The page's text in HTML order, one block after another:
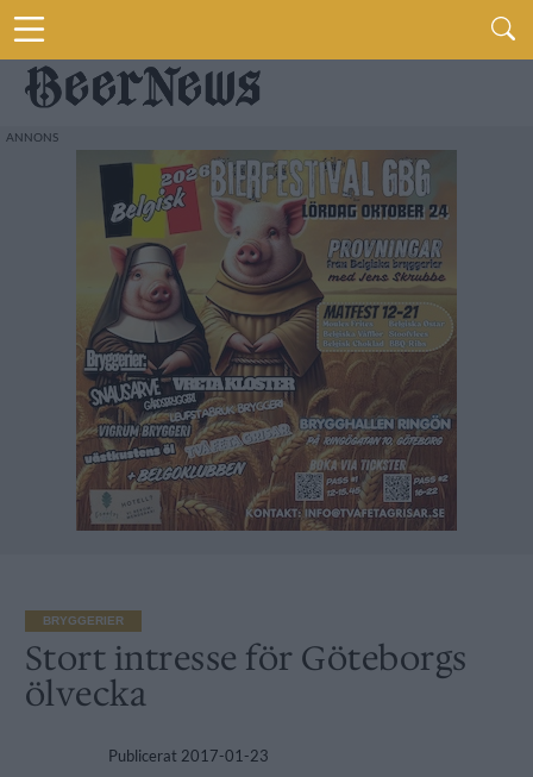
BRYGGERIER
Stort intresse för Göteborgs
ölvecka
Publicerat 2017-01-23